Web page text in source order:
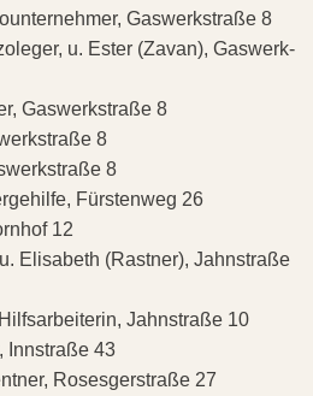
Gaswerkstraße 8
u. Ester (Zavan), Gaswerk-
Gaswerkstraße 8
8
8
Fürstenweg 26
12
Elisabeth (Rastner), Jahnstraße
Jahnstraße 10
43
Rosesgerstraße 27